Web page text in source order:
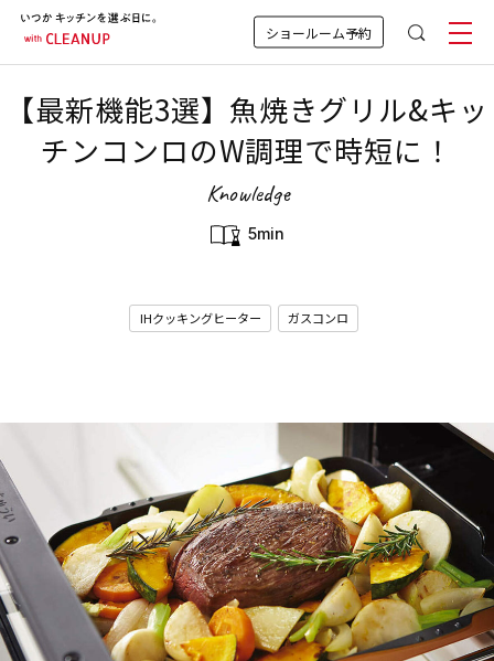
ショールーム予約
【最新機能3選】魚焼きグリル&キッ
チンコンロのW調理で時短に！
Knowledge
5min
IHクッキングヒーター ガスコンロ